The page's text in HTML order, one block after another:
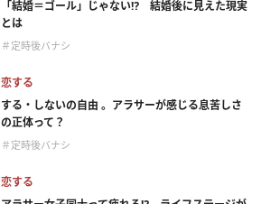
「結婚＝ゴール」じゃない⁉ 結婚後に見えた現実
とは
＃定時後バナシ
恋する
する・しないの自由 。アラサーが感じる息苦しさ
の正体って？
＃定時後バナシ
恋する